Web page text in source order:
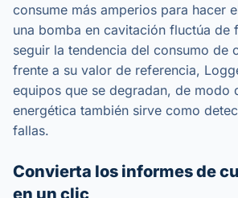
consume más amperios para hacer
una bomba en cavitación fluctúa de
seguir la tendencia del consumo de
frente a su valor de referencia,
equipos que se degradan, de modo
energética también sirve como
fallas.
Convierta los informes de
en un clic